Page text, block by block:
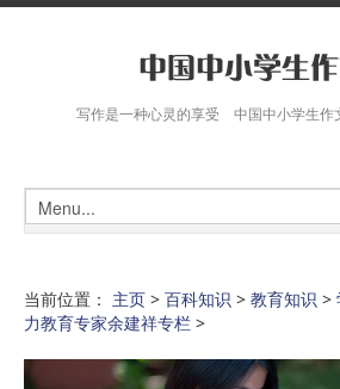
写作是一种心灵的享受 中国中小学生作
当前位置： 主页 > 百科知识 > 教育知识 >
力教育专家余建祥专栏 >